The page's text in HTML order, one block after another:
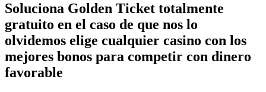
Soluciona Golden Ticket totalmente
gratuito en el caso de que nos lo
olvidemos elige cualquier casino con los
mejores bonos para competir con dinero
favorable